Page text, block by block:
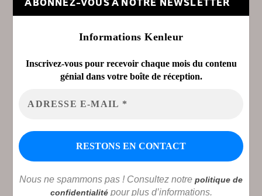
Informations Kenleur
Inscrivez-vous pour recevoir chaque mois du contenu
génial dans votre boîte de réception.
Nous ne spammons pas ! Consultez notre politique de
confidentialitépour plus d’informations.